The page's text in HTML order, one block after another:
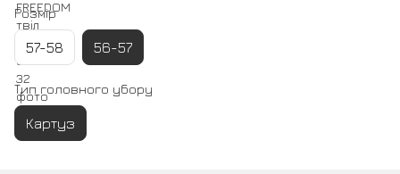
Розмір
57-58 56-57
Тип головного убору
Картуз